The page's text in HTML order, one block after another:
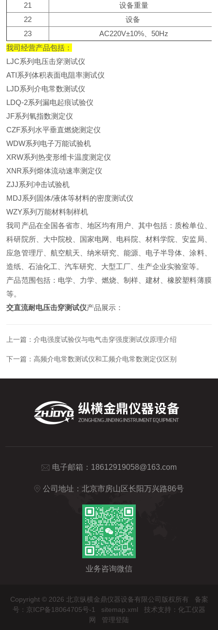
21
设备重量
22
设备
23
AC220V±10%、50Hz
我司经营产品包括：
LJC系列电压击穿测试仪
ATI系列体积表面电阻率测试仪
LJD系列介电常数测试仪
LDQ-2系列漏电起痕试验仪
JF系列氧指数测定仪
CZF系列 水平垂直燃烧测定仪
WDW系列 电子万能试验机
XRW系列热变形维卡温度测定仪
XNR系列熔体流动速率测定仪
ZJJ系列冲击试验机
MDJ系列 固体/液体等材料的密度测试仪
WZY系列万能材料制样机
我司产品在全国各省市、地区均有用户、其中包括：质检单位、
科研院所、大中院校、国家电网、电科院、材料学院、安监局、
应急管理厅、航空航天、纳米研究、能源、电子半导体、涂料、
造纸、石油化工、汽车研究、大型工厂、生产企业实验室等。
产品范围包括：电学、力学、燃烧、制样、建材、橡胶塑料薄膜
等。
交直流耐电压击穿测试仪产品展示：
上一篇：介电强度试验仪与电气击穿强度测试仪原理介绍
下一篇：高频介电常数测试仪和工频介电常数测定仪区别
电子邮箱： 18612919058@163.com
公司地址：北京市房山区长阳万兴路86号
业务咨询微信
Copyright © 2026 北京纵横金鼎仪器设备有限公司版权所有 备案
号：京ICP备18064705号-1
sitemap.xml 技术支持： 化工仪器
网
管理登陆